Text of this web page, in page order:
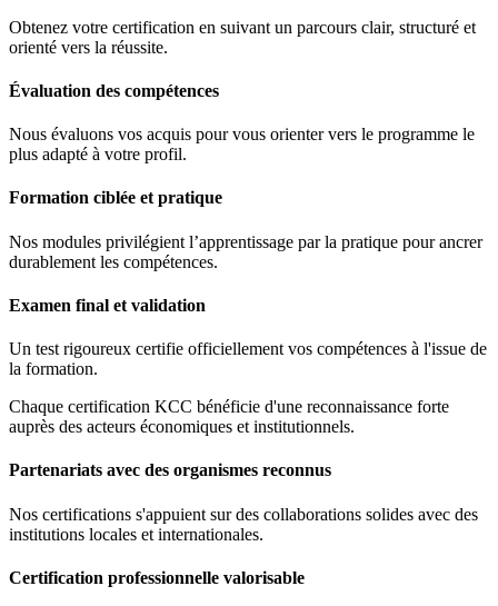
Obtenez votre certification en suivant un parcours clair, structuré et
orienté vers la réussite.
Évaluation des compétences
Nous évaluons vos acquis pour vous orienter vers le programme le
plus adapté à votre profil.
Formation ciblée et pratique
Nos modules privilégient l’apprentissage par la pratique pour ancrer
durablement les compétences.
Examen final et validation
Un test rigoureux certifie officiellement vos compétences à l'issue de
la formation.
Chaque certification KCC bénéficie d'une reconnaissance forte
auprès des acteurs économiques et institutionnels.
Partenariats avec des organismes reconnus
Nos certifications s'appuient sur des collaborations solides avec des
institutions locales et internationales.
Certification professionnelle valorisable